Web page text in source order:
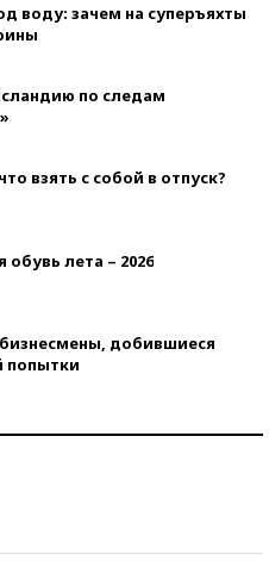
воду: зачем на суперъяхты
по следам
взять с собой в отпуск?
лета – 2026
добившиеся
попытки